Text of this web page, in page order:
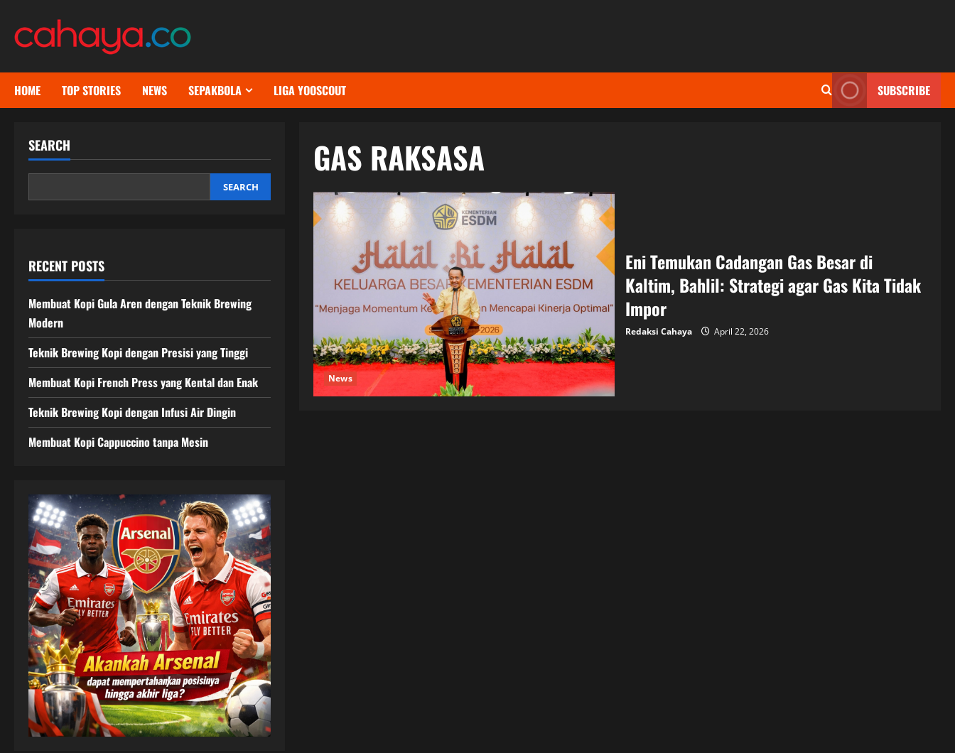
content
HOME TOP STORIES NEWS SEPAKBOLA LIGA YOOSCOUT SUBSCRIBE
GAS RAKSASA
News
Eni Temukan Cadangan Gas Besar di
Kaltim, Bahlil: Strategi agar Gas Kita Tidak
Impor
Redaksi Cahaya April 22, 2026
SEARCH
SEARCH
RECENT POSTS
Membuat Kopi Gula Aren dengan Teknik Brewing
Modern
Teknik Brewing Kopi dengan Presisi yang Tinggi
Membuat Kopi French Press yang Kental dan Enak
Teknik Brewing Kopi dengan Infusi Air Dingin
Membuat Kopi Cappuccino tanpa Mesin